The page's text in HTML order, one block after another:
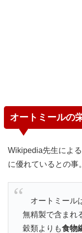
オートミールの
Wikipedia先生によ
に優れているとの事。
オートミール
無精製で含まれ
穀類よりも食物